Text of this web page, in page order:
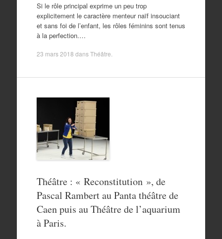
Si le rôle principal exprime un peu trop
explicitement le caractère menteur naïf insouciant
et sans foi de l’enfant, les rôles féminins sont tenus
à la perfection.…
23 mars 2018 dansThéâtre
Théâtre : « Reconstitution », de
Pascal Rambert au Panta théâtre de
Caen puis au Théâtre de l’aquarium
à Paris.